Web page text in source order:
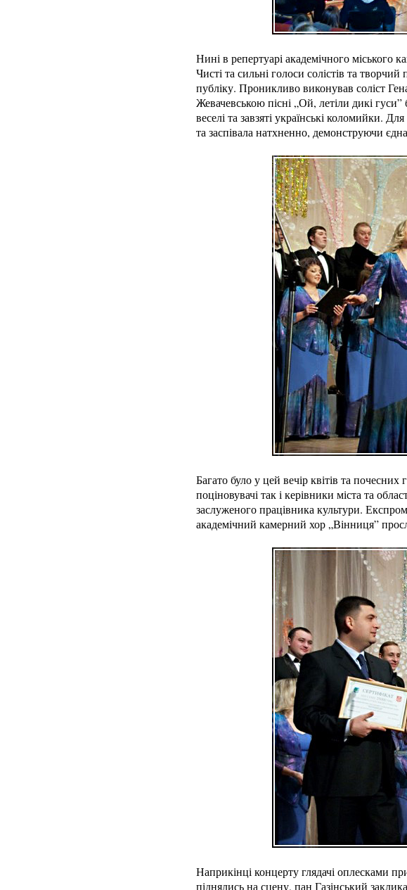
Нині в репертуарі академічного міського
Чисті та сильні голоси солістів та
публіку. Проникливо виконував соліст
Жевачевською пісні „Ой, летіли дикі
веселі та завзяті українські коломийки.
та заспівала натхненно, демонструючи
Багато було у цей вечір квітів та
поціновувачі так і керівники міста та
заслуженого працівника культури.
академічний камерний хор „Вінниця”
Наприкінці концерту глядачі оплесками
піднялись на сцену, пан Газінський